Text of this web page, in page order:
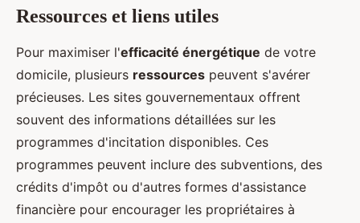
Ressources et liens utiles
Pour maximiser l'efficacité énergétique de votre
domicile, plusieurs ressources peuvent s'avérer
précieuses. Les sites gouvernementaux offrent
souvent des informations détaillées sur les
programmes d'incitation disponibles. Ces
programmes peuvent inclure des subventions, des
crédits d'impôt ou d'autres formes d'assistance
financière pour encourager les propriétaires à